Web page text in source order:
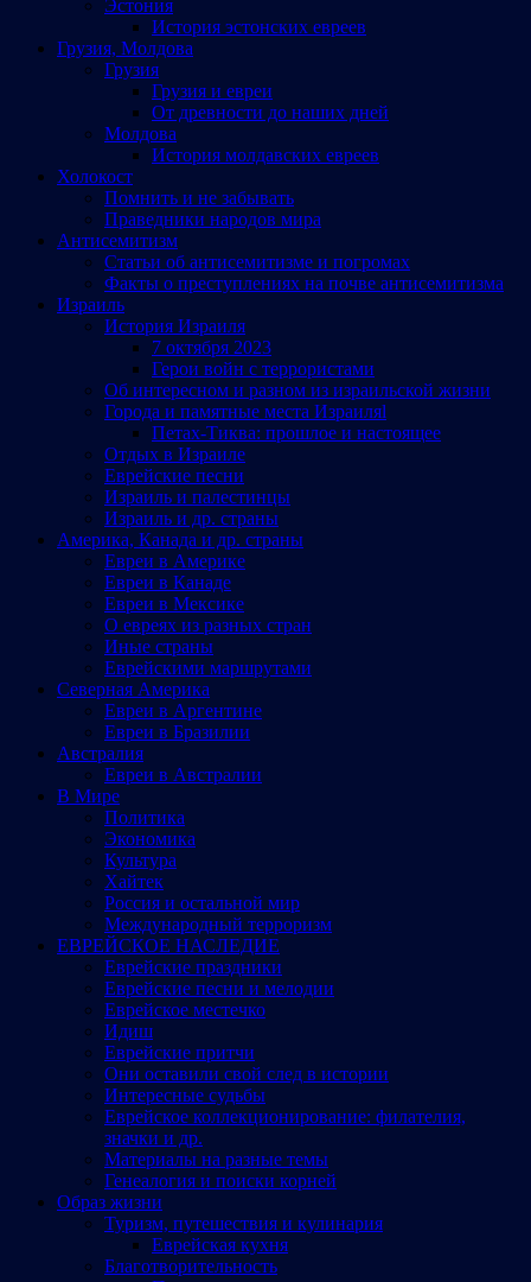
Эстония
История эстонских евреев
Грузия, Молдова
Грузия
Грузия и евреи
От древности до наших дней
Молдова
История молдавских евреев
Холокост
Помнить и не забывать
Праведники народов мира
Антисемитизм
Статьи об антисемитизме и погромах
Факты о преступлениях на почве антисемитизма
Израиль
История Израиля
7 октября 2023
Герои войн с террористами
Об интересном и разном из израильской жизни
Города и памятные места Израиляl
Петах-Тиква: прошлое и настоящее
Отдых в Израиле
Еврейские песни
Израиль и палестинцы
Израиль и др. страны
Америка, Канада и др. страны
Евреи в Америке
Евреи в Канаде
Евреи в Мексике
О евреях из разных стран
Иные страны
Еврейскими маршрутами
Северная Америка
Евреи в Аргентине
Евреи в Бразилии
Австралия
Евреи в Австралии
В Мире
Политика
Экономика
Культура
Хайтек
Россия и остальной мир
Международный терроризм
ЕВРЕЙСКОЕ НАСЛЕДИЕ
Еврейские праздники
Еврейские песни и мелодии
Еврейское местечко
Идиш
Еврейские притчи
Они оставили свой след в истории
Интересные судьбы
Еврейское коллекционирование: филателия,
значки и др.
Материалы на разные темы
Генеалогия и поиски корней
Образ жизни
Туризм, путешествия и кулинария
Еврейская кухня
Благотворительность